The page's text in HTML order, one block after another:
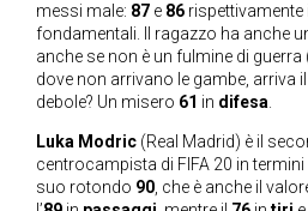
messi male: 87 e 86 rispettivamente
fondamentali. Il ragazzo ha anche
anche se non è un fulmine di guerra
dove non arrivano le gambe, arriva
debole? Un misero 61 in difesa.
Luka Modric (Real Madrid) è il
centrocampista di FIFA 20 in
suo rotondo 90, che è anche il